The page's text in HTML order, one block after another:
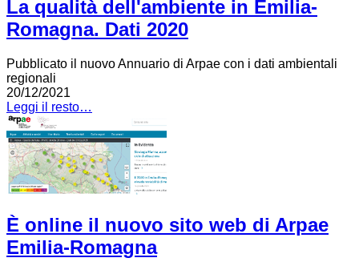
La qualità dell'ambiente in Emilia-
Romagna. Dati 2020
Pubblicato il nuovo Annuario di Arpae con i dati ambientali
regionali
20/12/2021
Leggi il resto…
È online il nuovo sito web di Arpae
Emilia-Romagna